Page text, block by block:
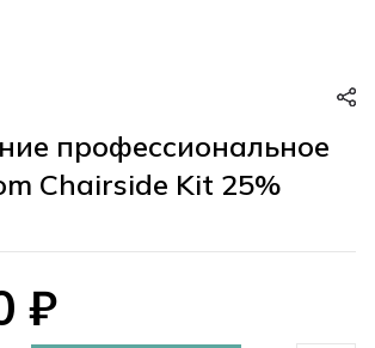
профессиональное
Chairside Kit 25%
₽